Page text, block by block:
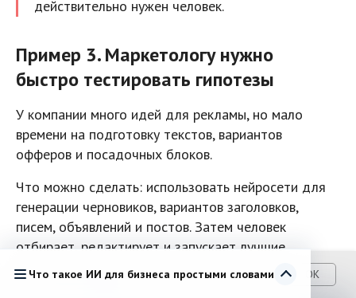
действительно нужен человек.
Пример 3. Маркетологу нужно
быстро тестировать гипотезы
У компании много идей для рекламы, но мало
времени на подготовку текстов, вариантов
офферов и посадочных блоков.
Что можно сделать: использовать нейросети для
генерации черновиков, вариантов заголовков,
писем, объявлений и постов. Затем человек
отбирает, редактирует и запускает лучшие
варианты.
Мы используемcookie OK
Что такое ИИ для бизнеса простыми словами